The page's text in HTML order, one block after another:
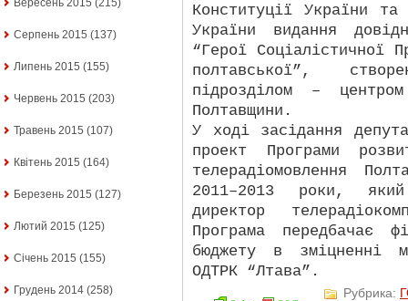
Вересень 2015 (215)
Серпень 2015 (137)
Липень 2015 (155)
Червень 2015 (203)
Травень 2015 (107)
Квітень 2015 (164)
Березень 2015 (127)
Лютий 2015 (125)
Січень 2015 (155)
Грудень 2014 (258)
Конституції України
України видання
“Герої Соціалістичної
полтавської”,
підрозділом –
Полтавщини.
У ході засідання
проект Програми
телерадіомовлення
2011–2013 роки, який
директор
Програма передбачає
бюджету в зміцненні
ОДТРК “Лтава”.
Рубрика: